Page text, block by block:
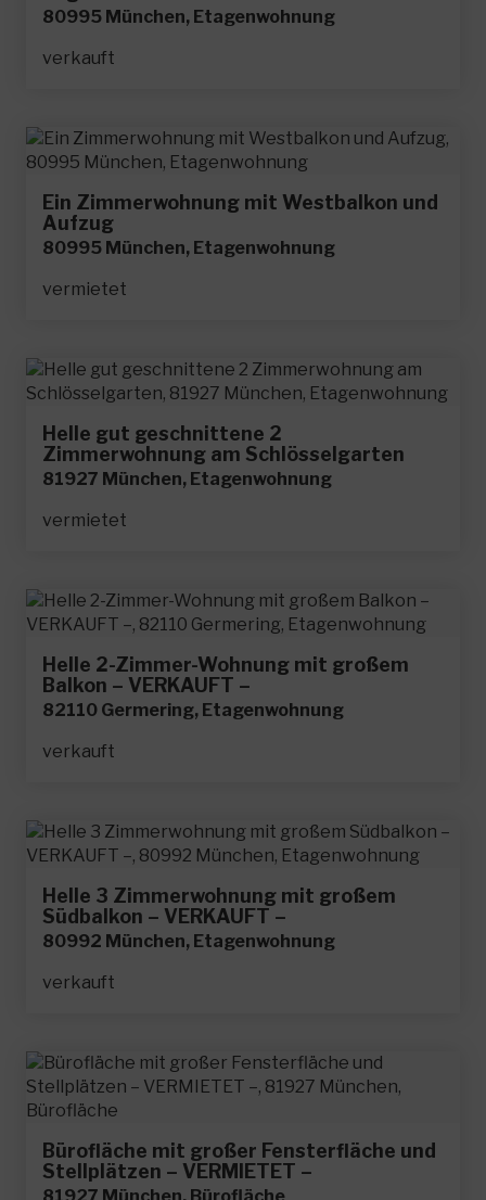
80995 München, Etagenwohnung
verkauft
Ein Zimmerwohnung mit Westbalkon und
Aufzug
80995 München, Etagenwohnung
vermietet
Helle gut geschnittene 2
Zimmerwohnung am Schlösselgarten
81927 München, Etagenwohnung
vermietet
Helle 2-Zimmer-Wohnung mit großem
Balkon – VERKAUFT –
82110 Germering, Etagenwohnung
verkauft
Helle 3 Zimmerwohnung mit großem
Südbalkon – VERKAUFT –
80992 München, Etagenwohnung
verkauft
Bürofläche mit großer Fensterfläche und
Stellplätzen – VERMIETET –